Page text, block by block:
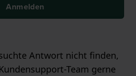
Anmelden
Antwort nicht finden,
Team gerne